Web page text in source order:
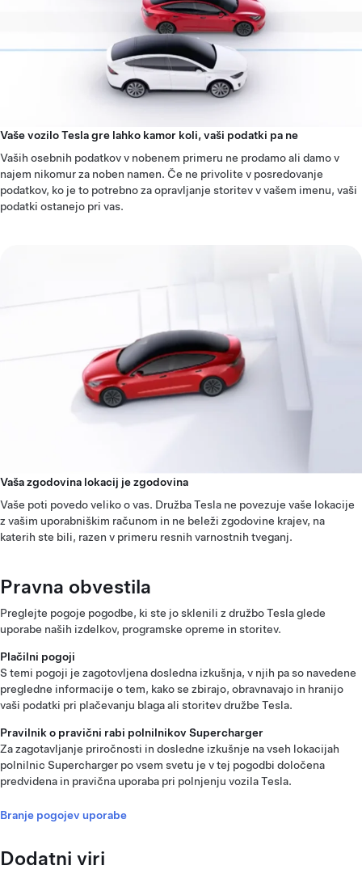
Vaše vozilo Tesla gre lahko kamor koli, vaši podatki pa ne
Vaših osebnih podatkov v nobenem primeru ne prodamo ali damo v
najem nikomur za noben namen. Če ne privolite v posredovanje
podatkov, ko je to potrebno za opravljanje storitev v vašem imenu, vaši
podatki ostanejo pri vas.
Vaša zgodovina lokacij je zgodovina
Vaše poti povedo veliko o vas. Družba Tesla ne povezuje vaše lokacije
z vašim uporabniškim računom in ne beleži zgodovine krajev, na
katerih ste bili, razen v primeru resnih varnostnih tveganj.
Pravna obvestila
Preglejte pogoje pogodbe, ki ste jo sklenili z družbo Tesla glede
uporabe naših izdelkov, programske opreme in storitev.
Plačilni pogoji
S temi pogoji je zagotovljena dosledna izkušnja, v njih pa so navedene
pregledne informacije o tem, kako se zbirajo, obravnavajo in hranijo
vaši podatki pri plačevanju blaga ali storitev družbe Tesla.
Pravilnik o pravični rabi polnilnikov Supercharger
Za zagotavljanje priročnosti in dosledne izkušnje na vseh lokacijah
polnilnic Supercharger po vsem svetu je v tej pogodbi določena
predvidena in pravična uporaba pri polnjenju vozila Tesla.
Branje pogojev uporabe
Dodatni viri